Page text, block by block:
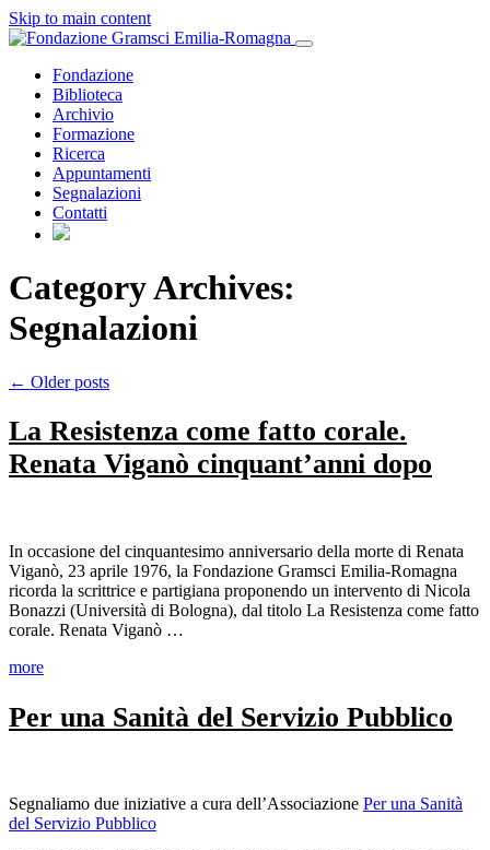
Skip to main content
Fondazione
Biblioteca
Archivio
Formazione
Ricerca
Appuntamenti
Segnalazioni
Contatti
Category Archives:
Segnalazioni
← Older posts
La Resistenza come fatto corale.
Renata Viganò cinquant’anni dopo
In occasione del cinquantesimo anniversario della morte di Renata
Viganò, 23 aprile 1976, la Fondazione Gramsci Emilia-Romagna
ricorda la scrittrice e partigiana proponendo un intervento di Nicola
Bonazzi (Università di Bologna), dal titolo La Resistenza come fatto
corale. Renata Viganò …
more
Per una Sanità del Servizio Pubblico
Segnaliamo due iniziative a cura dell’Associazione Per una Sanità
del Servizio Pubblico